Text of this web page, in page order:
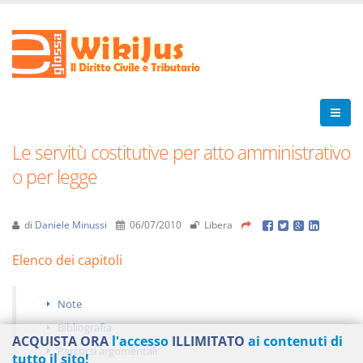
Le servitù costitutive per atto amministrativo
o per legge
di Daniele Minussi 06/07/2010 Libera
Elenco dei capitoli
Note
Bibliografia
Percorsi argomentali
ACQUISTA ORA l'accesso ILLIMITATO ai contenuti di
tutto il sito!